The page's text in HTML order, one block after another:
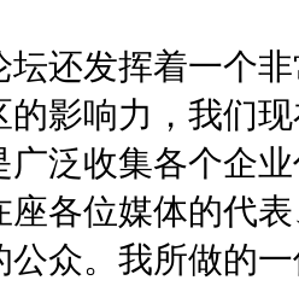
坛还发挥着一个
的影响力，我们
广泛收集各个企
座各位媒体的代
公众。我所做的